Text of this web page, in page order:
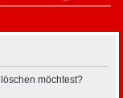
möchtest?